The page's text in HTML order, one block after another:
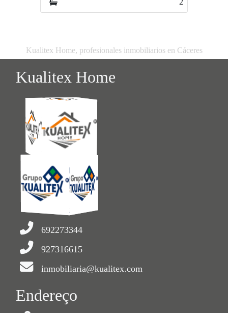
Kualitex Home, profesionales inmobiliarios en Cáceres
Kualitex Home
692273344
927316615
inmobiliaria@kualitex.com
Endereço